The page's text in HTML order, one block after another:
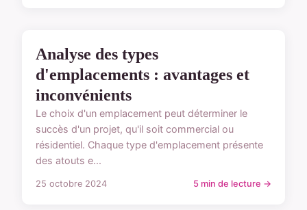
TYPES D'EMPLACEMENTS
Analyse des types
d'emplacements : avantages et
inconvénients
Le choix d'un emplacement peut déterminer le
succès d'un projet, qu'il soit commercial ou
résidentiel. Chaque type d'emplacement présente
des atouts e...
25 octobre 2024 5 min de lecture →